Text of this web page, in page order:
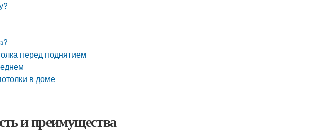
перед поднятием
в доме
и преимущества